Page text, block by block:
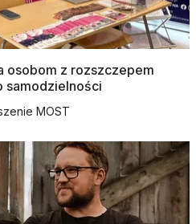
osobom z rozszczepem
samodzielności
MOST